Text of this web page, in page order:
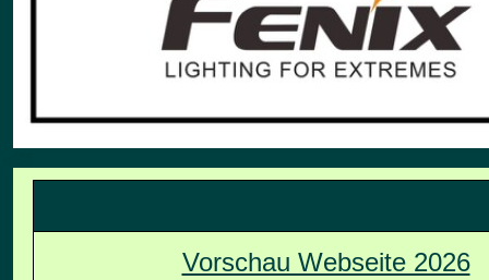
Vorschau Webseite 2026